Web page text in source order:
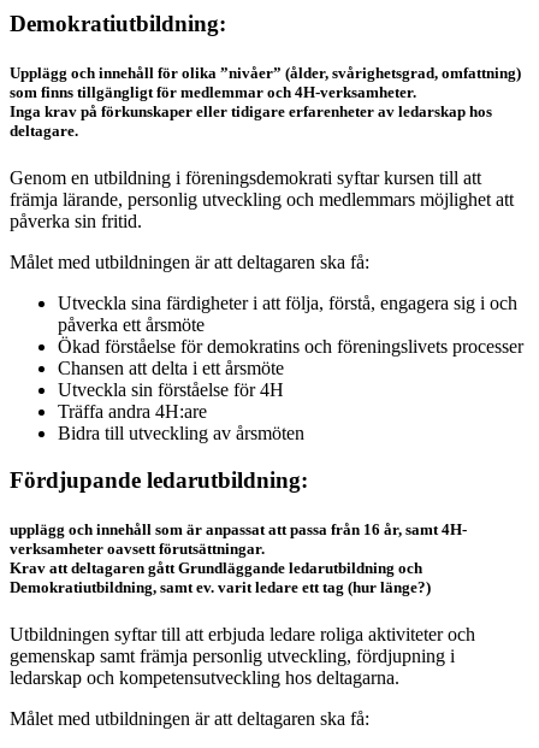
Demokratiutbildning:
Upplägg och innehåll för olika ”nivåer” (ålder, svårighetsgrad, omfattning)
som finns tillgängligt för medlemmar och 4H-verksamheter.
Inga krav på förkunskaper eller tidigare erfarenheter av ledarskap hos
deltagare.
Genom en utbildning i föreningsdemokrati syftar kursen till att
främja lärande, personlig utveckling och medlemmars möjlighet att
påverka sin fritid.
Målet med utbildningen är att deltagaren ska få:
Utveckla sina färdigheter i att följa, förstå, engagera sig i och
påverka ett årsmöte
Ökad förståelse för demokratins och föreningslivets processer
Chansen att delta i ett årsmöte
Utveckla sin förståelse för 4H
Träffa andra 4H:are
Bidra till utveckling av årsmöten
Fördjupande ledarutbildning:
upplägg och innehåll som är anpassat att passa från 16 år, samt 4H-
verksamheter oavsett förutsättningar.
Krav att deltagaren gått Grundläggande ledarutbildning och
Demokratiutbildning, samt ev. varit ledare ett tag (hur länge?)
Utbildningen syftar till att erbjuda ledare roliga aktiviteter och
gemenskap samt främja personlig utveckling, fördjupning i
ledarskap och kompetensutveckling hos deltagarna.
Målet med utbildningen är att deltagaren ska få: